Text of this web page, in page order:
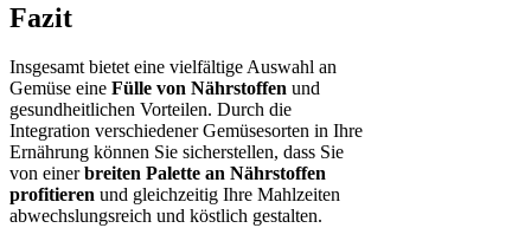
Fazit
Insgesamt bietet eine vielfältige Auswahl an
Gemüse eine Fülle von Nährstoffen und
gesundheitlichen Vorteilen. Durch die
Integration verschiedener Gemüsesorten in Ihre
Ernährung können Sie sicherstellen, dass Sie
von einerbreiten Palette an Nährstoffen
profitieren und gleichzeitig Ihre Mahlzeiten
abwechslungsreich und köstlich gestalten.